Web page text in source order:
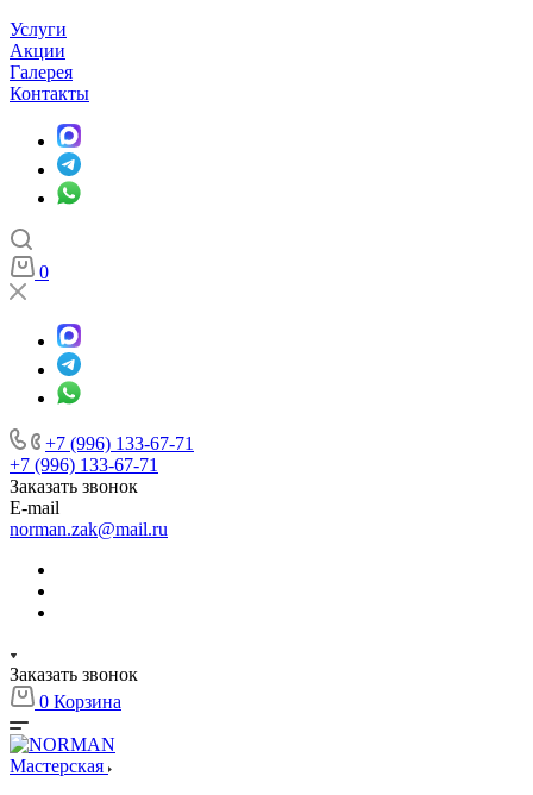
Услуги
Акции
Галерея
Контакты
0
+7 (996) 133-67-71
+7 (996) 133-67-71
Заказать звонок
E-mail
norman.zak@mail.ru
Заказать звонок
0 Корзина
Мастерская